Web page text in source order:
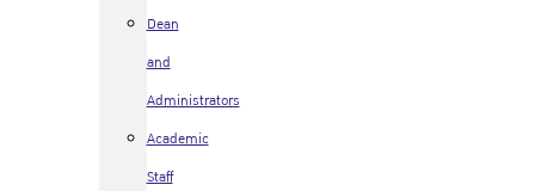
Dean
and
Administrators
Academic
Staff